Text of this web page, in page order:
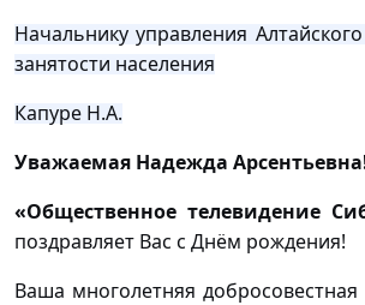
Начальнику управления
занятости населения
Капуре Н.А.
Уважаемая Надежда
«Общественное телевидение
поздравляет Вас с Днём рождения!
Ваша многолетняя